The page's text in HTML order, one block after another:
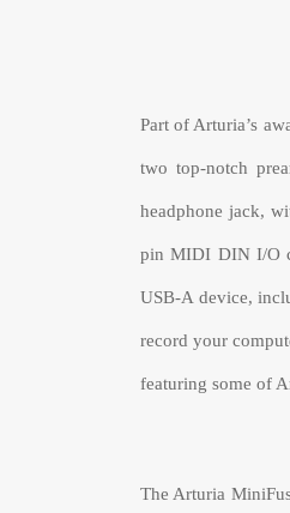
Part of Arturia’s
two top-notch
headphone jack,
pin MIDI DIN I/O
USB-A device,
record your
featuring some of
The Arturia